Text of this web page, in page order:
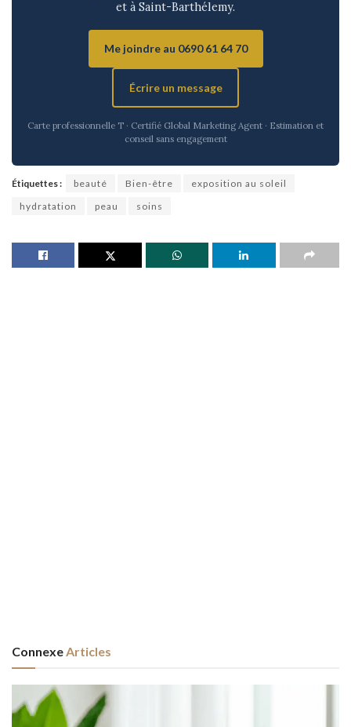
et à Saint-Barthélemy.
Me joindre au 0690 61 64 70
Écrire un message
Carte professionnelle T · Certifié Global Marketing Agent · Estimation et
conseil sans engagement
Étiquettes : beauté Bien-être
exposition au soleil
hydratation
peau soins
ConnexeArticles